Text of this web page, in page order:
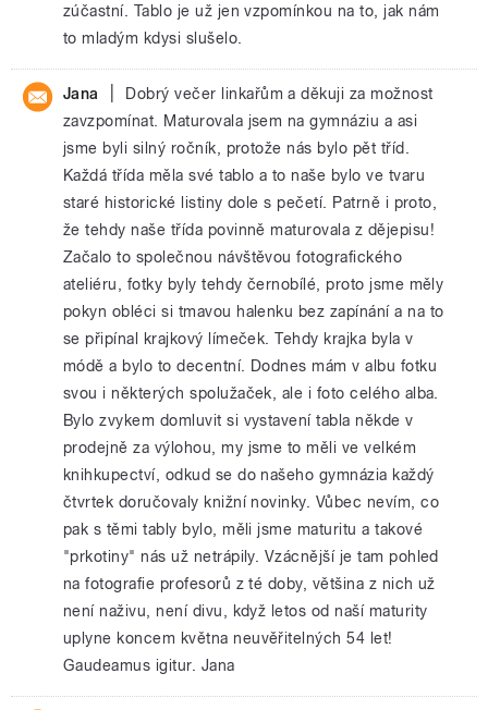
zúčastní. Tablo je už jen vzpomínkou na to, jak nám
to mladým kdysi slušelo.
Jana
Dobrý večer linkařům a děkuji za možnost
zavzpomínat. Maturovala jsem na gymnáziu a asi
jsme byli silný ročník, protože nás bylo pět tříd.
Každá třída měla své tablo a to naše bylo ve tvaru
staré historické listiny dole s pečetí. Patrně i proto,
že tehdy naše třída povinně maturovala z dějepisu!
Začalo to společnou návštěvou fotografického
ateliéru, fotky byly tehdy černobílé, proto jsme měly
pokyn obléci si tmavou halenku bez zapínání a na to
se připínal krajkový límeček. Tehdy krajka byla v
módě a bylo to decentní. Dodnes mám v albu fotku
svou i některých spolužaček, ale i foto celého alba.
Bylo zvykem domluvit si vystavení tabla někde v
prodejně za výlohou, my jsme to měli ve velkém
knihkupectví, odkud se do našeho gymnázia každý
čtvrtek doručovaly knižní novinky. Vůbec nevím, co
pak s těmi tably bylo, měli jsme maturitu a takové
"prkotiny" nás už netrápily. Vzácnější je tam pohled
na fotografie profesorů z té doby, většina z nich už
není naživu, není divu, když letos od naší maturity
uplyne koncem května neuvěřitelných 54 let!
Gaudeamus igitur. Jana